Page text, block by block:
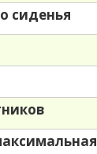
сиденья